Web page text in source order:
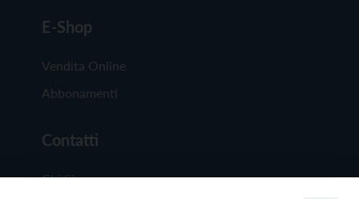
E-Shop
Vendita Online
Abbonamenti
Contatti
Chi Siamo